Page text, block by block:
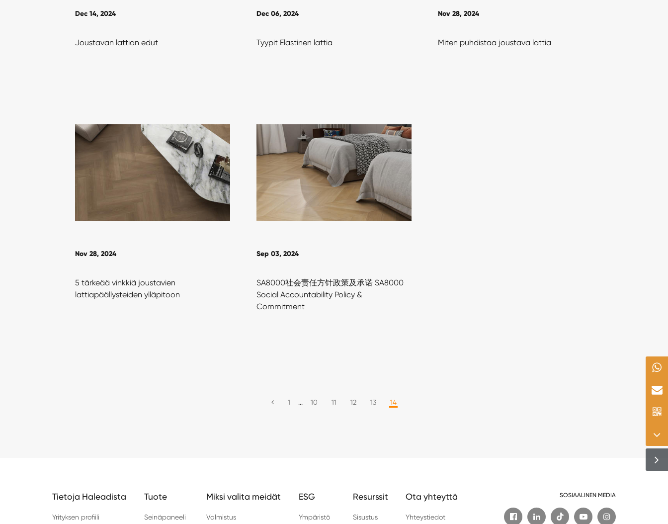
Dec 14, 2024
Joustavan lattian edut
Dec 06, 2024
Tyypit Elastinen lattia
Nov 28, 2024
Miten puhdistaa joustava lattia
Nov 28, 2024
5 tärkeää vinkkiä joustavien
lattiapäällysteiden ylläpitoon
Sep 03, 2024
SA8000社会责任方针政策及承诺 SA8000
Social Accountability Policy &
Commitment
1 ... 10 11 12 13 14
Tietoja Haleadista
Yrityksen profiili
Tuote
Seinäpaneeli
Miksi valita meidät
Valmistus
ESG
Ympäristö
Resurssit
Sisustus
Ota yhteyttä
Yhteystiedot
SOSIAALINEN MEDIA
